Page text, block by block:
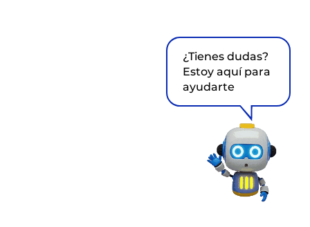
¿Tienes dudas?
Estoy aquí para
ayudarte